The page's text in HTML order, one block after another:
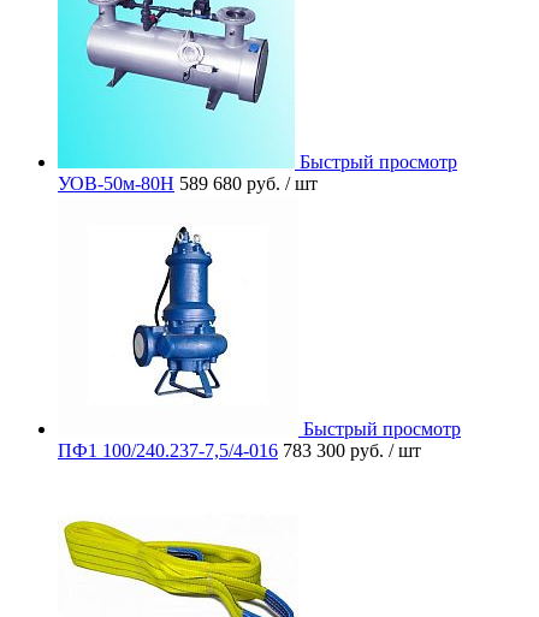
Быстрый просмотр
УОВ-50м-80Н 589 680 руб. / шт
Быстрый просмотр
ПФ1 100/240.237-7,5/4-016 783 300 руб. / шт